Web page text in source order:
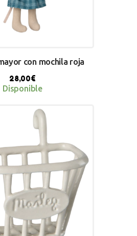
con mochila roja
28,00€
Disponible